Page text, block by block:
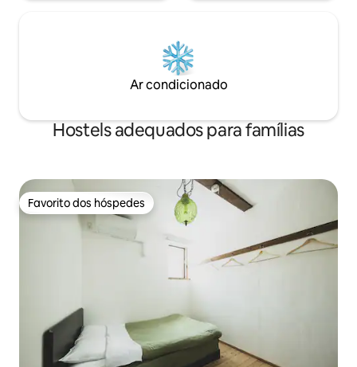
Ar condicionado
Hostels adequados para famílias
Favorito dos hóspedes
Favorito dos hóspedes